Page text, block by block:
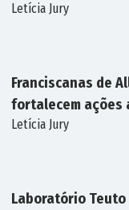
Letícia Jury
Franciscanas de
fortalecem ações
Letícia Jury
Laboratório